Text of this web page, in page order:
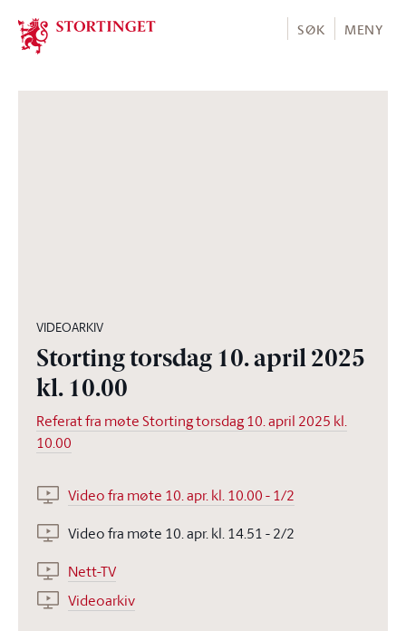
Stortinget.no
SØK MENY
VIDEOARKIV
Storting torsdag 10. april 2025
kl. 10.00
Referat fra møte Storting torsdag 10. april 2025 kl.
10.00
Video fra møte 10. apr. kl. 10.00 - 1/2
Video fra møte 10. apr. kl. 14.51 - 2/2
Nett-TV
Videoarkiv